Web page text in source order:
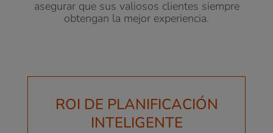
asegurar que sus valiosos clientes siempre
obtengan la mejor experiencia.
ROI DE PLANIFICACIÓN
INTELIGENTE